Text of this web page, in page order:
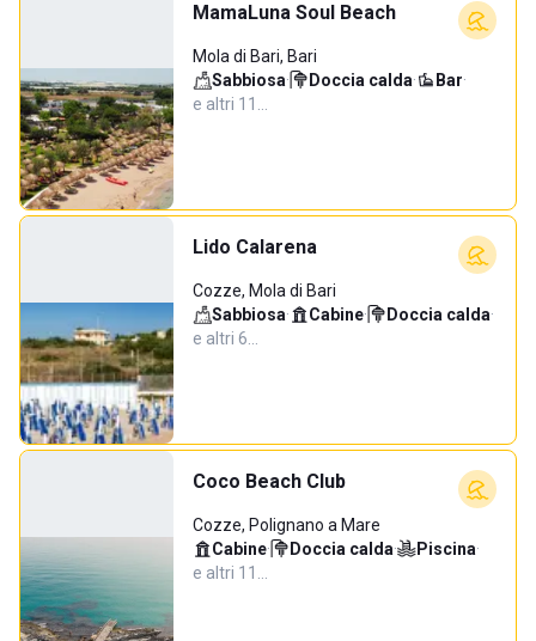
MamaLuna Soul Beach
Mola di Bari, Bari
Sabbiosa· Doccia calda· Bar·
e altri 11…
Lido Calarena
Cozze, Mola di Bari
Sabbiosa· Cabine· Doccia calda·
e altri 6…
Coco Beach Club
Cozze, Polignano a Mare
Cabine· Doccia calda· Piscina·
e altri 11…